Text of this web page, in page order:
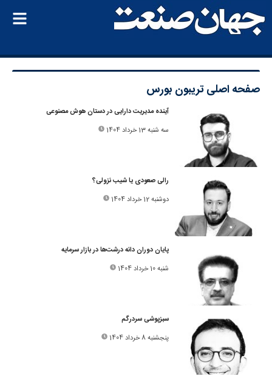
صفحه اصلیتریبون بورس
آینده مدیریت دارایی در دستان هوش مصنوعی
سه شنبه 13 خرداد 1404
رالی صعودی یا شیب نزولی؟
دوشنبه 12 خرداد 1404
پایان دوران دانه درشت‌ها در بازار سرمایه
شنبه 10 خرداد 1404
سبزپوشی سردرگم
پنجشنبه 8 خرداد 1404